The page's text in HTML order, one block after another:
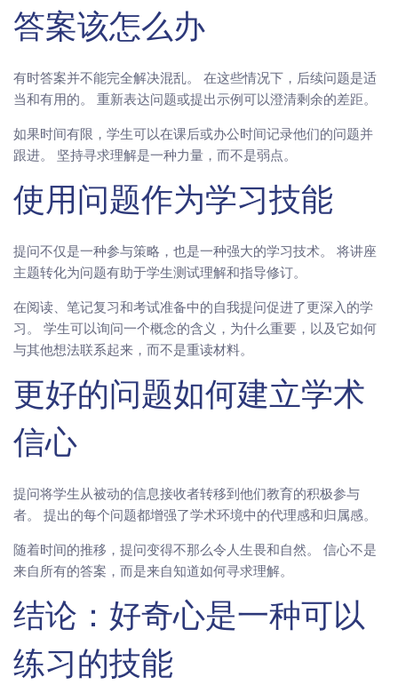
答案该怎么办
有时答案并不能完全解决混乱。 在这些情况下，后续问题是适
当和有用的。 重新表达问题或提出示例可以澄清剩余的差距。
如果时间有限，学生可以在课后或办公时间记录他们的问题并
跟进。 坚持寻求理解是一种力量，而不是弱点。
使用问题作为学习技能
提问不仅是一种参与策略，也是一种强大的学习技术。 将讲座
主题转化为问题有助于学生测试理解和指导修订。
在阅读、笔记复习和考试准备中的自我提问促进了更深入的学
习。 学生可以询问一个概念的含义，为什么重要，以及它如何
与其他想法联系起来，而不是重读材料。
更好的问题如何建立学术
信心
提问将学生从被动的信息接收者转移到他们教育的积极参与
者。 提出的每个问题都增强了学术环境中的代理感和归属感。
随着时间的推移，提问变得不那么令人生畏和自然。 信心不是
来自所有的答案，而是来自知道如何寻求理解。
结论：好奇心是一种可以
练习的技能